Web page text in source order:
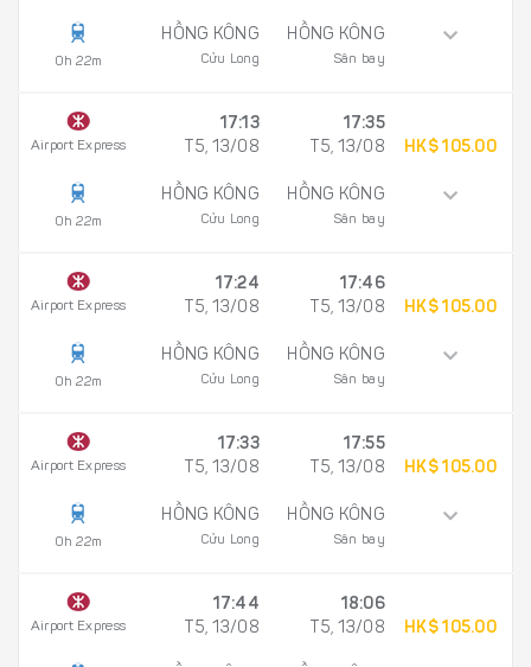
0h 22m
HỒNG KÔNG
Cửu Long
HỒNG KÔNG
Sân bay
Airport Express
0h 22m
17:13
T5, 13/08
HỒNG KÔNG
Cửu Long
17:35
T5, 13/08
HỒNG KÔNG
Sân bay
HK$ 105.00
Airport Express
0h 22m
17:24
T5, 13/08
HỒNG KÔNG
Cửu Long
17:46
T5, 13/08
HỒNG KÔNG
Sân bay
HK$ 105.00
Airport Express
0h 22m
17:33
T5, 13/08
HỒNG KÔNG
Cửu Long
17:55
T5, 13/08
HỒNG KÔNG
Sân bay
HK$ 105.00
Airport Express
17:44
T5, 13/08
18:06
T5, 13/08
HK$ 105.00